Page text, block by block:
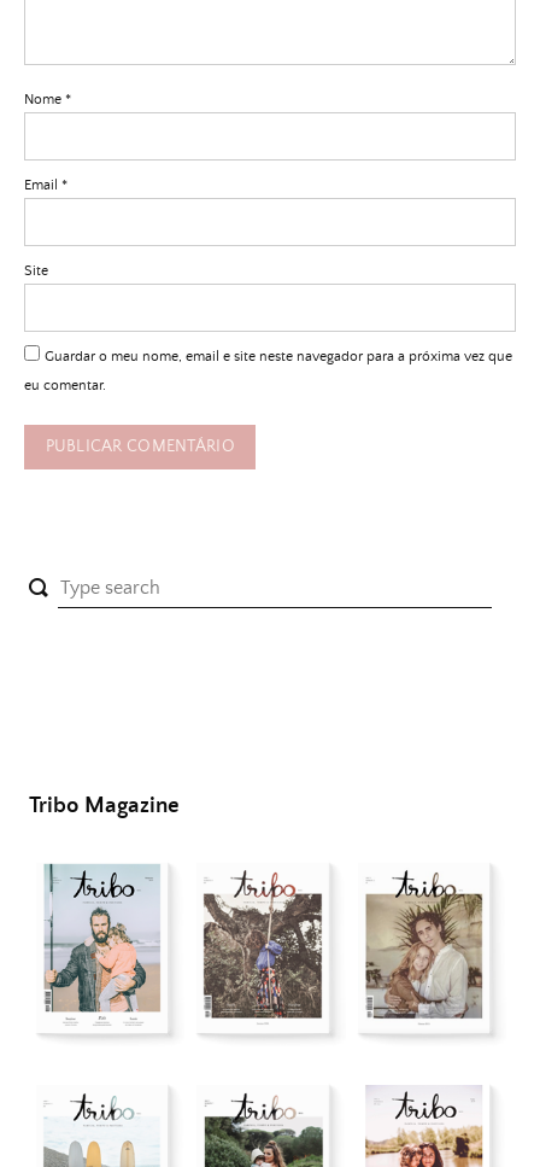
Nome *
Email *
Site
Guardar o meu nome, email e site neste navegador para a próxima vez que
eu comentar.
Tribo Magazine